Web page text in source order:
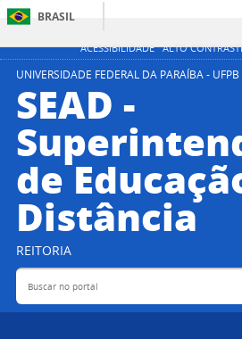
ACESSIBILIDADE ALTO
BRASIL
UNIVERSIDADE FEDERAL DA PARAÍBA - UFPB
SEAD -
de
Distância
REITORIA
Buscar no portal